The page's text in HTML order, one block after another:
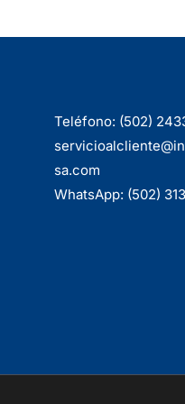
Teléfono: (502)
sa.com
WhatsApp: (502)